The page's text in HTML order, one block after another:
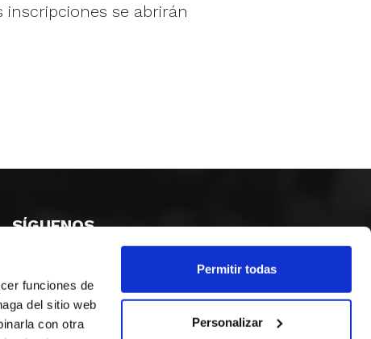
funciones de
del sitio web
con otra
Permitir todas
Personalizar
inscripciones se abrirán
SÍGUENOS